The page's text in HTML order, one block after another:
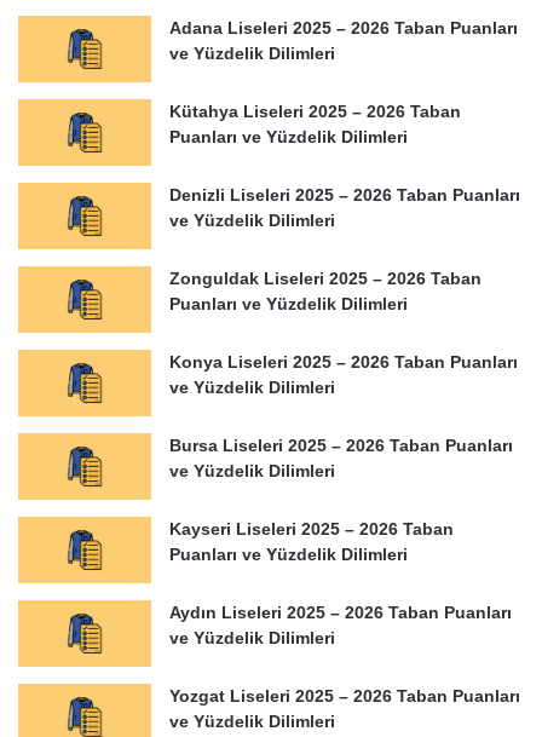
Adana Liseleri 2025 – 2026 Taban Puanları
ve Yüzdelik Dilimleri
Kütahya Liseleri 2025 – 2026 Taban
Puanları ve Yüzdelik Dilimleri
Denizli Liseleri 2025 – 2026 Taban Puanları
ve Yüzdelik Dilimleri
Zonguldak Liseleri 2025 – 2026 Taban
Puanları ve Yüzdelik Dilimleri
Konya Liseleri 2025 – 2026 Taban Puanları
ve Yüzdelik Dilimleri
Bursa Liseleri 2025 – 2026 Taban Puanları
ve Yüzdelik Dilimleri
Kayseri Liseleri 2025 – 2026 Taban
Puanları ve Yüzdelik Dilimleri
Aydın Liseleri 2025 – 2026 Taban Puanları
ve Yüzdelik Dilimleri
Yozgat Liseleri 2025 – 2026 Taban Puanları
ve Yüzdelik Dilimleri